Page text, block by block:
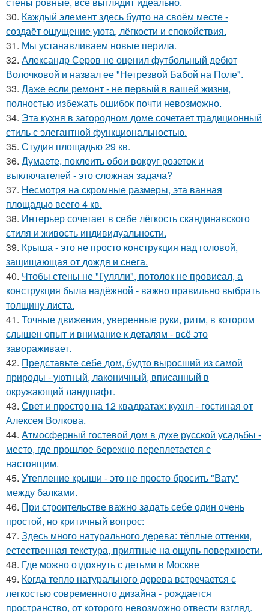
30. Каждый элемент здесь будто на своём месте -
создаёт ощущение уюта, лёгкости и спокойствия.
31. Мы устанавливаем новые перила.
32. Александр Серов не оценил футбольный дебют
Волочковой и назвал ее "Нетрезвой Бабой на Поле".
33. Даже если ремонт - не первый в вашей жизни,
полностью избежать ошибок почти невозможно.
34. Эта кухня в загородном доме сочетает традиционный
стиль с элегантной функциональностью.
35. Студия площадью 29 кв.
36. Думаете, поклеить обои вокруг розеток и
выключателей - это сложная задача?
37. Несмотря на скромные размеры, эта ванная
площадью всего 4 кв.
38. Интерьер сочетает в себе лёгкость скандинавского
стиля и живость индивидуальности.
39. Крыша - это не просто конструкция над головой,
защищающая от дождя и снега.
40. Чтобы стены не "Гуляли", потолок не провисал, а
конструкция была надёжной - важно правильно выбрать
толщину листа.
41. Точные движения, уверенные руки, ритм, в котором
слышен опыт и внимание к деталям - всё это
завораживает.
42. Представьте себе дом, будто выросший из самой
природы - уютный, лаконичный, вписанный в
окружающий ландшафт.
43. Свет и простор на 12 квадратах: кухня - гостиная от
Алексея Волкова.
44. Атмосферный гостевой дом в духе русской усадьбы -
место, где прошлое бережно переплетается с
настоящим.
45. Утепление крыши - это не просто бросить "Вату"
между балками.
46. При строительстве важно задать себе один очень
простой, но критичный вопрос:
47. Здесь много натурального дерева: тёплые оттенки,
естественная текстура, приятные на ощупь поверхности.
48. Где можно отдохнуть с детьми в Москве
49. Когда тепло натурального дерева встречается с
легкостью современного дизайна - рождается
пространство, от которого невозможно отвести взгляд.